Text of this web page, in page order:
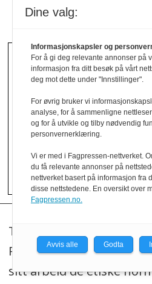
Redaktøransvar
NYHETSBREV
Treindustrien og
Redaktørplakaten, og
sitt arbeid de etiske
Dine valg:
Informasjonskapsler og
For å gi deg relevante annonser på
informasjon fra ditt besøk på vårt
deg mot dette under "Innstillinger".
For øvrig bruker vi
analyse, for å sammenligne
og for å utvikle og tilby nødvendig
personvernerklæring.
Vi er med i Fagpressen-nettverket.
du få relevante annonser på
nettverket basert på informasjon fra
disse nettstedene. En oversikt over
Fagpressen.no.
Avvis alle Godta